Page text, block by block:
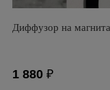
Диффузор на
1 880 ₽